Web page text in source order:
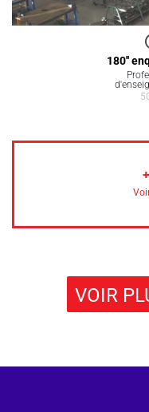
180''
+
VOIR